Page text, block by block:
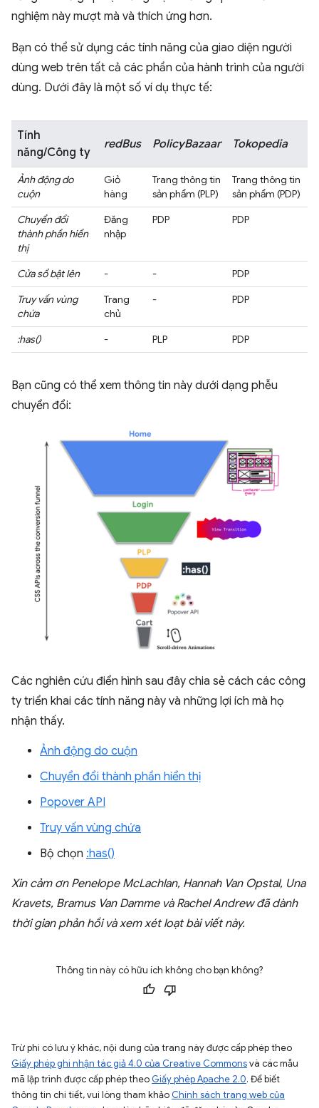
nghiệm này mượt mà và thích ứng hơn.
Bạn có thể sử dụng các tính năng của giao diện người
dùng web trên tất cả các phần của hành trình của người
dùng. Dưới đây là một số ví dụ thực tế:
Tính
năng/Công ty
redBus PolicyBazaar Tokopedia
Ảnh động do
cuộn
Giỏ
hàng
Trang thông tin
sản phẩm (PLP)
Trang thông tin
sản phẩm (PDP)
Chuyển đổi
thành phần hiển
thị
Đăng
nhập
PDP PDP
Cửa sổ bật lên - -
PDP
Truy vấn vùng
chứa
Trang
chủ
- PDP
:has() - PLP PDP
Bạn cũng có thể xem thông tin này dưới dạng phễu
chuyển đổi:
Các nghiên cứu điển hình sau đây chia sẻ cách các công
ty triển khai các tính năng này và những lợi ích mà họ
nhận thấy.
Ảnh động do cuộn
Chuyển đổi thành phần hiển thị
Popover API
Truy vấn vùng chứa
Bộ chọn :has()
Xin cảm ơn Penelope McLachlan, Hannah Van Opstal, Una
Kravets, Bramus Van Damme và Rachel Andrew đã dành
thời gian phản hồi và xem xét loạt bài viết này.
Thông tin này có hữu ích không cho bạn không?
Trừ phi có lưu ý khác, nội dung của trang này được cấp phép theo
Giấy phép ghi nhận tác giả 4.0 của Creative Commonsvà các mẫu
mã lập trình được cấp phép theo Giấy phép Apache 2.0. Để biết
thông tin chi tiết, vui lòng tham khảo Chính sách trang web của